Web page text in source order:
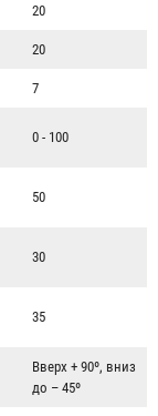
20
20
7
0 - 100
50
30
35
Вверх + 90º, вниз
до – 45º